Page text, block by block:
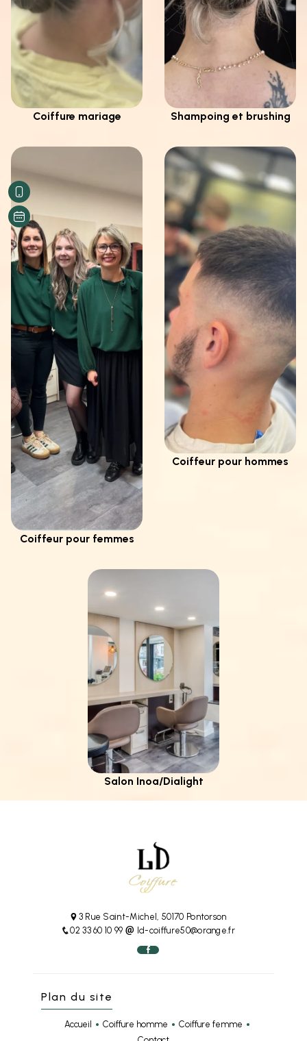
Coiffure mariage Shampoing et brushing
Coiffeur pour femmes
Coiffeur pour hommes
Salon Inoa/Dialight
3 Rue Saint-Michel, 50170 Pontorson
02 33 60 10 99
ld-coiffure50@orange.fr
Plan du site
Accueil Coiffure homme
Coiffure femme